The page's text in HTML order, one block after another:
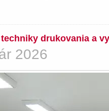
drukovania a
2026